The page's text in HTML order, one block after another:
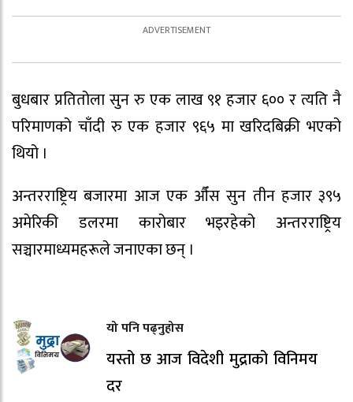
बुधबार प्रतितोला सुन रु एक लाख ९१ हजार ६०० र त्यति नै
परिमाणको चाँदी रु एक हजार ९६५ मा खरिदबिक्री भएको
थियो ।
अन्तरराष्ट्रिय बजारमा आज एक औँस सुन तीन हजार ३९५
अमेरिकी डलरमा कारोबार भइरहेको अन्तरराष्ट्रिय
सञ्चारमाध्यमहरूले जनाएका छन् ।
यो पनि पढ्नुहोस
यस्तो छ आज विदेशी मुद्राको विनिमय
दर